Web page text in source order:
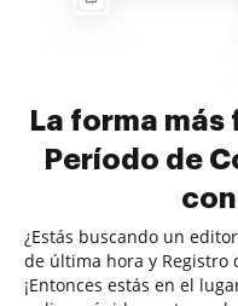
La forma
Período de
¿Estás buscando un
de última hora y Registro
¡Entonces estás en el